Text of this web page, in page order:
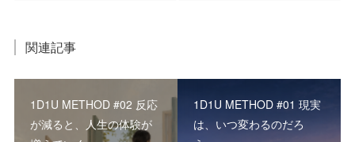
関連記事
1D1U METHOD #02 反応
が減ると、人生の体験が
1D1U METHOD #01 現実
は、いつ変わるのだろ